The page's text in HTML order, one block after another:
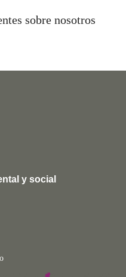
sobre nosotros
y social